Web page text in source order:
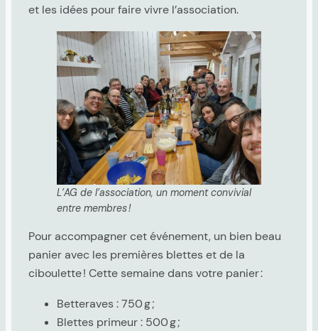
et les idées pour faire vivre l’association.
L’AG de l’association, un moment convivial
entre membres !
Pour accompagner cet événement, un bien beau
panier avec les premières blettes et de la
ciboulette ! Cette semaine dans votre panier :
Betteraves : 750 g ;
Blettes primeur : 500 g ;